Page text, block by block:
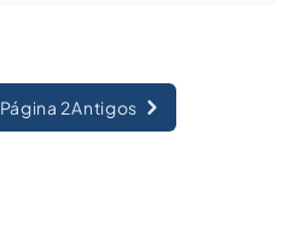
Página 2Antigos